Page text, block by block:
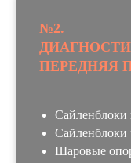
№2.
ПЕРЕДНЯЯ
Сайленблоки
Сайленблоки
Шаровые